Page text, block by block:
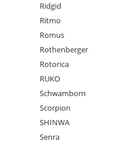
Ridgid
Ritmo
Romus
Rothenberger
Rotorica
RUKO
Schwamborn
Scorpion
SHINWA
Senra